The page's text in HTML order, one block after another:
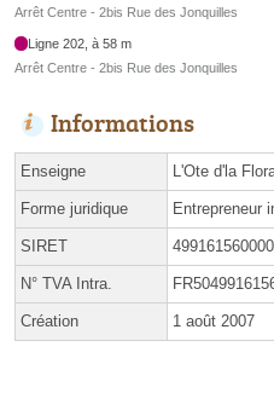
Arrêt Centre - 2bis Rue des Jonquilles
Ligne 202, à 58 m
Arrêt Centre - 2bis Rue des Jonquilles
Informations
Enseigne L'Ote d'la
Forme juridique Entrepreneur
SIRET
N° TVA Intra.
Création 1 août 2007